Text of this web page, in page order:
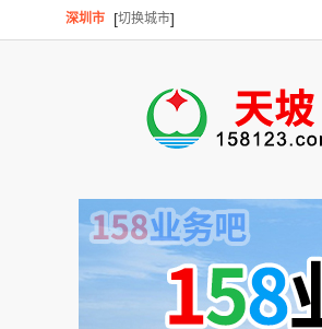
深圳市 [切换城市]